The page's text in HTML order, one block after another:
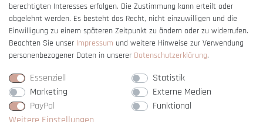
Vertrag widerrufen
berechtigten Interesses erfolgen. Die Zustimmung kann erteilt oder
abgelehnt werden. Es besteht das Recht, nicht einzuwilligen und die
Einwilligung zu einem späteren Zeitpunkt zu ändern oder zu widerrufen.
Beachten Sie unser Impressum und weitere Hinweise zur Verwendung
personenbezogener Daten in unserer Daten­schutz­erklärung.
Essenziell
Statistik
Marketing
Externe Medien
PayPal
Funktional